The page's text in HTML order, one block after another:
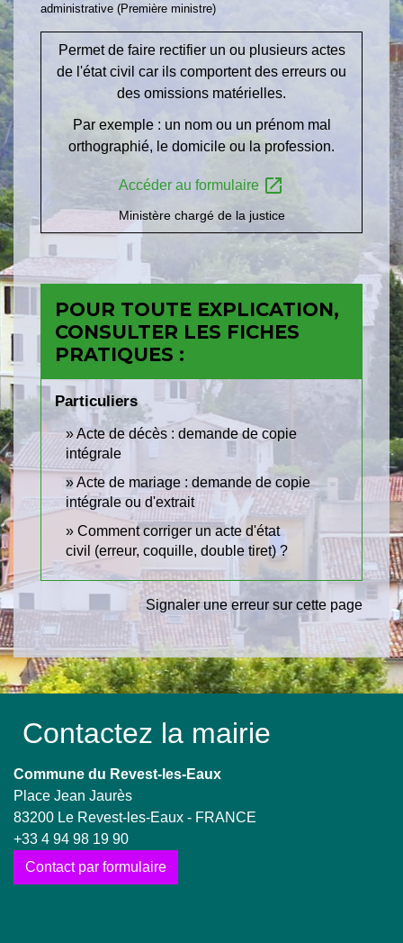
administrative (Première ministre)
Permet de faire rectifier un ou plusieurs actes
de l'état civil car ils comportent des erreurs ou
des omissions matérielles.
Par exemple : un nom ou un prénom mal
orthographié, le domicile ou la profession.
Accéder au formulaire open_in_new
Ministère chargé de la justice
POUR TOUTE EXPLICATION,
CONSULTER LES FICHES
PRATIQUES :
Particuliers
Acte de décès : demande de copie
intégrale
Acte de mariage : demande de copie
intégrale ou d'extrait
Comment corriger un acte d'état
civil (erreur, coquille, double tiret) ?
Signaler une erreur sur cette page
Contactez la mairie
Commune du Revest-les-Eaux
Place Jean Jaurès
83200 Le Revest-les-Eaux - FRANCE
+33 4 94 98 19 90
Contact par formulaire